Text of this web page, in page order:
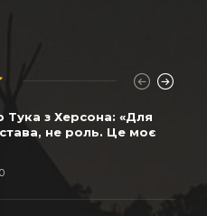
з Херсона: «Для
не роль. Це моє